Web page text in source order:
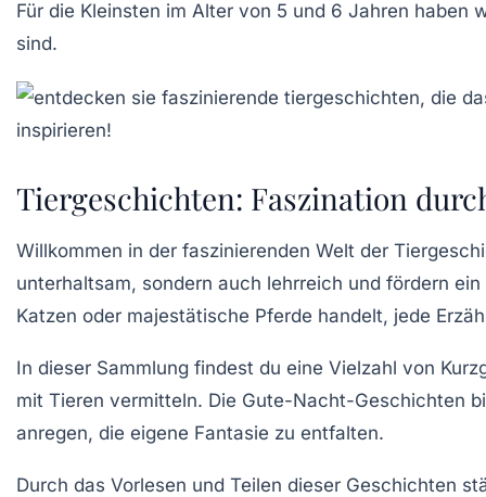
Für die Kleinsten im Alter von 5 und 6 Jahren haben
sind.
Tiergeschichten: Faszination
Willkommen in der faszinierenden Welt der
unterhaltsam, sondern auch lehrreich und fördern
Katzen oder majestätische Pferde handelt, jede
In dieser Sammlung findest du eine Vielzahl von
mit Tieren vermitteln. Die Gute-Nacht-Geschichten
anregen, die eigene Fantasie zu entfalten.
Durch das Vorlesen und Teilen dieser Geschichten